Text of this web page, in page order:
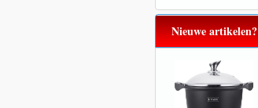
Nieuwe artikelen?